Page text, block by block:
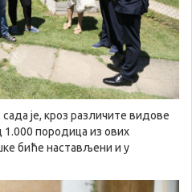
је, кроз различите видове
породица из ових
биће настављени и у